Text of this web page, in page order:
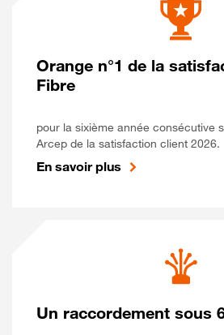
Orange n°1 de la
Fibre
pour la sixième année consécutive
Arcep de la satisfaction client 2026.
En savoir plus
Un raccordement sous